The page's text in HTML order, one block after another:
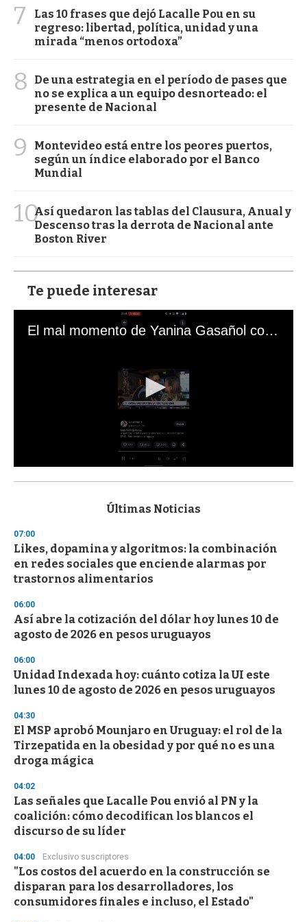
7
Las 10 frases que dejó Lacalle Pou en su
regreso: libertad, política, unidad y una
mirada “menos ortodoxa”
8
De una estrategia en el período de pases que
no se explica a un equipo desnorteado: el
presente de Nacional
9
Montevideo está entre los peores puertos,
según un índice elaborado por el Banco
Mundial
10Así quedaron las tablas del Clausura, Anual y
Descenso tras la derrota de Nacional ante
Boston River
Te puede interesar
El mal momento de Yanina Gasañol con un hincha argentino en "Subrayado"
s
d
s
o
f
3
s
e
c
o
d
s
Últimas Noticias
07:00
Likes, dopamina y algoritmos: la combinación
en redes sociales que enciende alarmas por
trastornos alimentarios
06:00
Así abre la cotización del dólar hoy lunes 10 de
agosto de 2026 en pesos uruguayos
06:00
Unidad Indexada hoy: cuánto cotiza la UI este
lunes 10 de agosto de 2026 en pesos uruguayos
04:30
El MSP aprobó Mounjaro en Uruguay: el rol de la
Tirzepatida en la obesidad y por qué no es una
droga mágica
04:02
Las señales que Lacalle Pou envió al PN y la
coalición: cómo decodifican los blancos el
discurso de su líder
04:00 Exclusivo suscriptores
"Los costos del acuerdo en la construcción se
disparan para los desarrolladores, los
consumidores finales e incluso, el Estado"